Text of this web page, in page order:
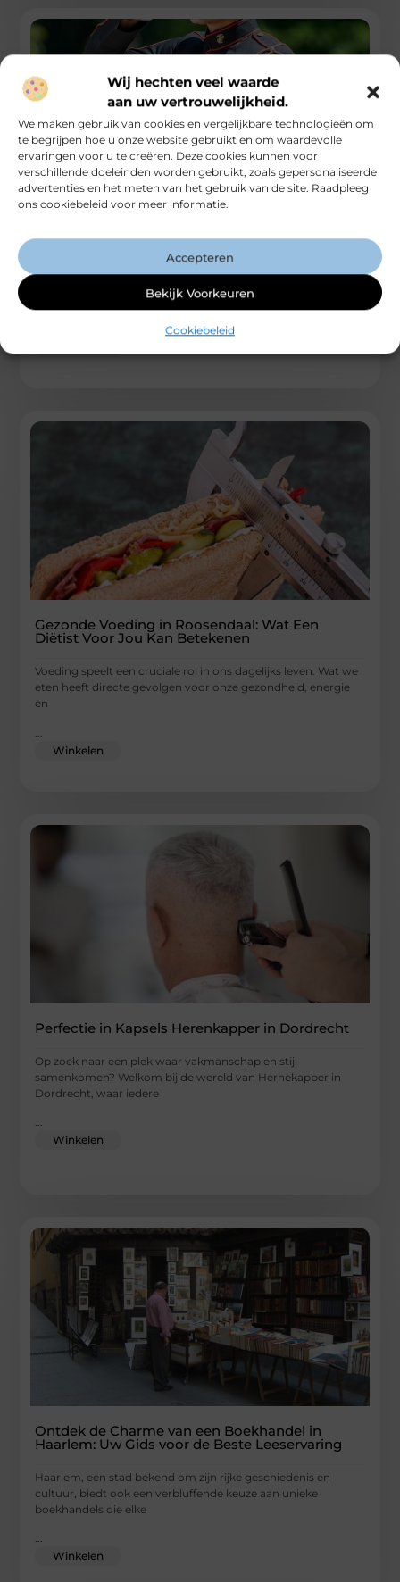
Wij hechten veel waarde
aan uw vertrouwelijkheid.
We maken gebruik van cookies en vergelijkbare technologieën om
te begrijpen hoe u onze website gebruikt en om waardevolle
ervaringen voor u te creëren. Deze cookies kunnen voor
verschillende doeleinden worden gebruikt, zoals gepersonaliseerde
advertenties en het meten van het gebruik van de site. Raadpleeg
ons cookiebeleid voor meer informatie.
Accepteren
Bekijk Voorkeuren
Cookiebeleid
Heerhugowaard
Ben je een lokale shopper, een doe-het-zelf enthousiast of
geweldig nieuws voor je!
Gezonde Voeding in Roosendaal: Wat Een
Diëtist Voor Jou Kan Betekenen
Voeding speelt een cruciale rol in ons dagelijks leven. Wat we
eten heeft directe gevolgen voor onze gezondheid, energie
en
Winkelen
Perfectie in Kapsels Herenkapper in Dordrecht
Op zoek naar een plek waar vakmanschap en stijl
samenkomen? Welkom bij de wereld van Hernekapper in
Dordrecht, waar iedere
Winkelen
Ontdek de Charme van een Boekhandel in
Haarlem: Uw Gids voor de Beste Leeservaring
Haarlem, een stad bekend om zijn rijke geschiedenis en
cultuur, biedt ook een verbluffende keuze aan unieke
boekhandels die elke
...
Winkelen